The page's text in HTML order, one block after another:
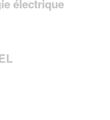
électrique